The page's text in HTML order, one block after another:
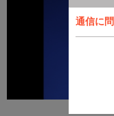
通信に